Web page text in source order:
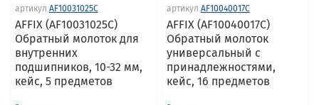
артикул AF10031025C
AFFIX (AF10031025C)
Обратный молоток для
внутренних
подшипников, 10-32 мм,
кейс, 5 предметов
артикул AF10040017C
AFFIX (AF10040017C)
Обратный молоток
универсальный с
принадлежностями,
кейс, 16 предметов